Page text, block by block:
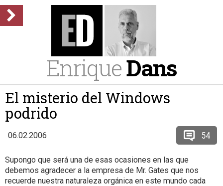
EnriqueDans
El misterio del Windows
podrido
06.02.2006 54
Supongo que será una de esas ocasiones en las que
debemos agradecer a la empresa de Mr. Gates que nos
recuerde nuestra naturaleza orgánica en este mundo cada